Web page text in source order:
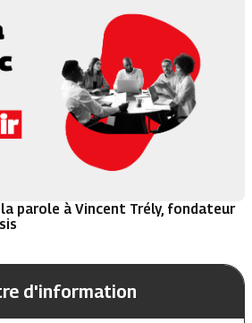
parole à Vincent Trély, fondateur
d'information